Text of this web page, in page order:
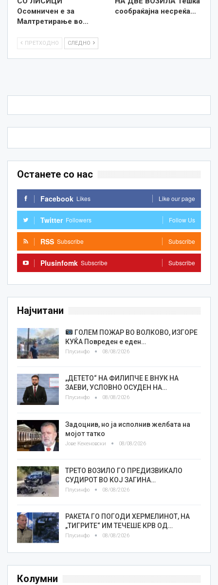
Осомничен е за
Малтретирање во…
сообраќајна несреќа…
ПРЕТХОДНО СЛЕДНО
Останете со нас
Facebook Likes Like our page
Twitter Followers Follow Us
RSS Subscribe Subscribe
Plusinfomk Subscribe Subscribe
Најчитани
ГОЛЕМ ПОЖАР ВО ВОЛКОВО, ИЗГОРЕ
КУЌА Повреден е еден…
Плусинфо 08/08/2026
„ДЕТЕТО“ НА ФИЛИПЧЕ Е ВНУК НА
ЗАЕВИ, УСЛОВНО ОСУДЕН НА…
Плусинфо 08/08/2026
Задоцнив, но ја исполнив желбата на
мојот татко
Јове Кекеновски 08/08/2026
ТРЕТО ВОЗИЛО ГО ПРЕДИЗВИКАЛО
СУДИРОТ ВО КОЈ ЗАГИНА…
Плусинфо 08/08/2026
РАКЕТА ГО ПОГОДИ ХЕРМЕЛИНОТ, НА
„ТИГРИТЕ“ ИМ ТЕЧЕШЕ КРВ ОД…
Плусинфо 08/08/2026
Колумни